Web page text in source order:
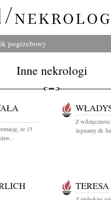
pogrzebowy
Inne nekrologi
że 15
Z
żegnamy dr.